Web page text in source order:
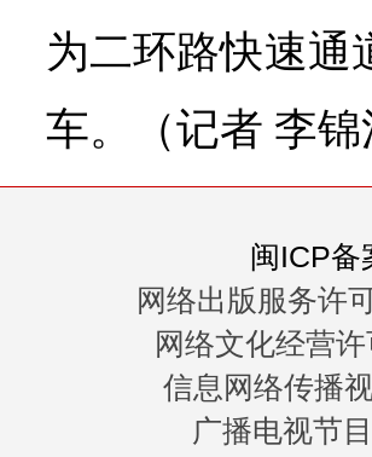
为二环路快速通
车。（记者 李
闽ICP备
网络出版服务许
网络文化经营
信息网络传播
广播电视节